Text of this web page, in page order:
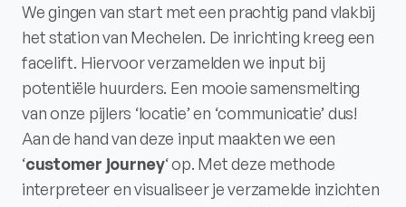
We gingen van start met een prachtig pand vlakbij
het station van Mechelen. De inrichting kreeg een
facelift. Hiervoor verzamelden we input bij
potentiële huurders. Een mooie samensmelting
van onze pijlers ‘locatie’ en ‘communicatie’ dus!
Aan de hand van deze input maakten we een
‘customer journey‘ op. Met deze methode
interpreteer en visualiseer je verzamelde inzichten